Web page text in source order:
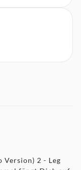
2 - Leg